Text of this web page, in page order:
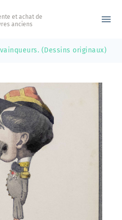
et achat de
anciens
menu
(Dessins originaux)